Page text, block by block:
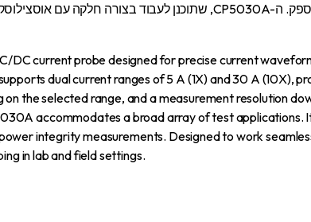
DC current probe designed for precise current
dual current ranges of 5 A (1X) and 30 A
the selected range, and a measurement resolution
accommodates a broad array of test
integrity measurements. Designed to work
in lab and field settings.